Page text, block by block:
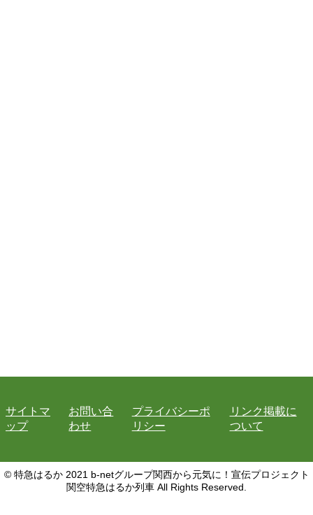
サイトマ
ップ
お問い合
わせ
プライバシーポ
リシー
リンク掲載に
ついて
© 特急はるか 2021 b-netグループ関西から元気に！宣伝プロジェクト
関空特急はるか列車 All Rights Reserved.